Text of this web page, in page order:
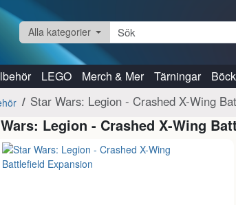
Alla kategorier
LEGO Merch & Mer Tärningar
Star Wars: Legion - Crashed X-Wing
Legion - Crashed X-Wing